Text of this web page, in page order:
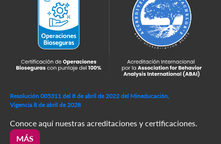
Resolución 005311 del 8 de abril de 2022 del Mineducación,
Vigencia 8 de abril de 2028
Conoce aquí nuestras acreditaciones y certificaciones.
MÁS